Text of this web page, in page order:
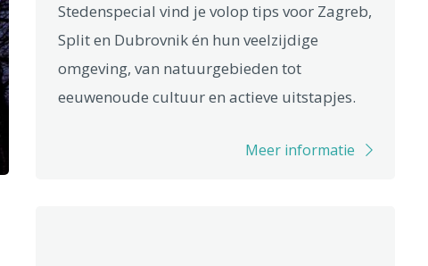
Stedenspecial vind je volop tips voor Zagreb,
Split en Dubrovnik én hun veelzijdige
omgeving, van natuurgebieden tot
eeuwenoude cultuur en actieve uitstapjes.
Meer informatie